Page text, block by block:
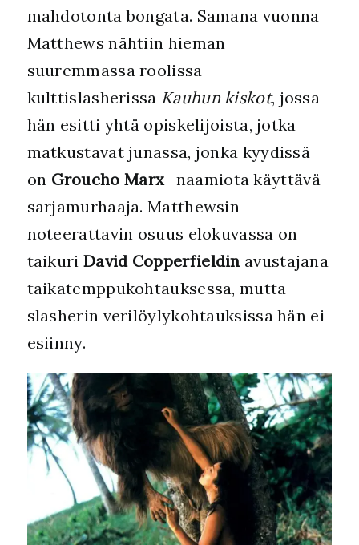
mahdotonta bongata. Samana vuonna
Matthews nähtiin hieman
suuremmassa roolissa
kulttislasherissa Kauhun kiskot, jossa
hän esitti yhtä opiskelijoista, jotka
matkustavat junassa, jonka kyydissä
on Groucho Marx -naamiota käyttävä
sarjamurhaaja. Matthewsin
noteerattavin osuus elokuvassa on
taikuri David Copperfieldin avustajana
taikatemppukohtauksessa, mutta
slasherin verilöylykohtauksissa hän ei
esiinny.